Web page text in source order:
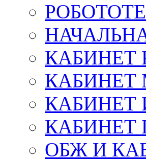
КАБИНЕТ
КАБИНЕТ
КАБИНЕТ
КАБИНЕТ
ОБЖ И